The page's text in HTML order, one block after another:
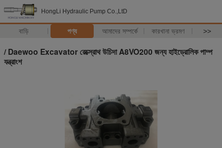
HongLi Hydraulic Pump Co.,LtD
বাড়ি পণ্য আমাদের সম্পর্কে কারখানা ভ্রমণ >>
/ Daewoo Excavator রেক্স্রোথ উচিদা A8VO200 জন্য হাইড্রোলিক পাম্প
যন্ত্রাংশ